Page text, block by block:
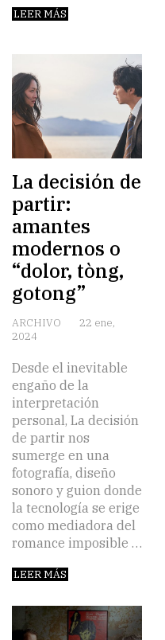
LEER MÁS
La decisión de
partir:
amantes
modernos o
“dolor, tòng,
gotong”
ARCHIVO
22 ene,
2024
Desde el inevitable
engaño de la
interpretación
personal, La decisión
de partir nos
sumerge en una
fotografía, diseño
sonoro y guion donde
la tecnología se erige
como mediadora del
romance imposible …
LEER MÁS